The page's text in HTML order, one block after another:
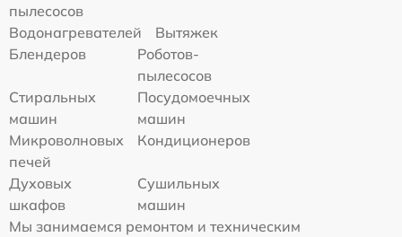
пылесосов
Водонагревателей
Вытяжек
Блендеров
Роботов-
пылесосов
Стиральных
машин
Посудомоечных
машин
Микроволновых
печей
Кондиционеров
Духовых
шкафов
Сушильных
машин
Мы занимаемся ремонтом и техническим